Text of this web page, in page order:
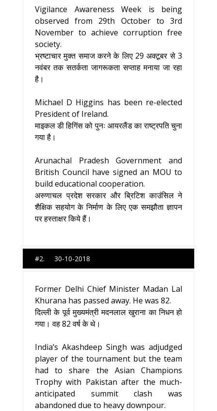
Vigilance Awareness Week is being
observed from 29th October to 3rd
November to achieve corruption free
society.
भ्रष्टाचार मुक्त समाज करने के लिए 29 अक्टूबर से 3
नवंबर तक सतर्कता जागरूकता सप्ताह मनाया जा रहा
है।
Michael D Higgins has been re-elected
President of Ireland.
माइकल डी हिगिंस को पुनः आयरलैंड का राष्ट्रपति चुना
गया है।
Arunachal Pradesh Government and
British Council have signed an MOU to
build educational cooperation.
अरुणाचल प्रदेश सरकार और ब्रिटिश काउंसिल ने
शैक्षिक सहयोग के निर्माण के लिए एक समझौता ज्ञापन
पर हस्ताक्षर किये हैं।
#2. 30-10-2018
Former Delhi Chief Minister Madan Lal
Khurana has passed away. He was 82.
दिल्ली के पूर्व मुख्यमंत्री मदनलाल खुराना का निधन हो
गया। वह 82 वर्ष के थे।
India’s Akashdeep Singh was adjudged
player of the tournament but the team
had to share the Asian Champions
Trophy with Pakistan after the much-
anticipated summit clash was
abandoned due to heavy downpour.